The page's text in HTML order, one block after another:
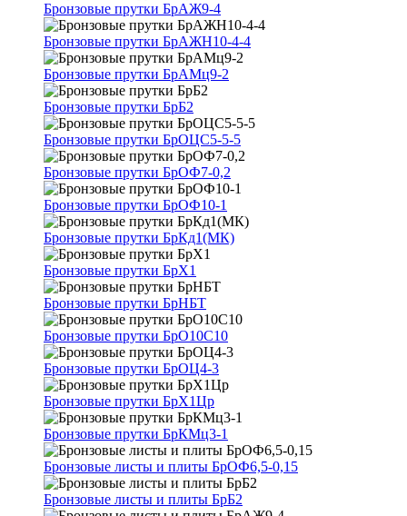
Бронзовые прутки БрАЖ9-4
Бронзовые прутки БрАЖН10-4-4
Бронзовые прутки БрАМц9-2
Бронзовые прутки БрБ2
Бронзовые прутки БрОЦС5-5-5
Бронзовые прутки БрОФ7-0,2
Бронзовые прутки БрОФ10-1
Бронзовые прутки БрКд1(МК)
Бронзовые прутки БрХ1
Бронзовые прутки БрНБТ
Бронзовые прутки БрО10С10
Бронзовые прутки БрОЦ4-3
Бронзовые прутки БрХ1Цр
Бронзовые прутки БрКМц3-1
Бронзовые листы и плиты БрОФ6,5-0,15
Бронзовые листы и плиты БрБ2